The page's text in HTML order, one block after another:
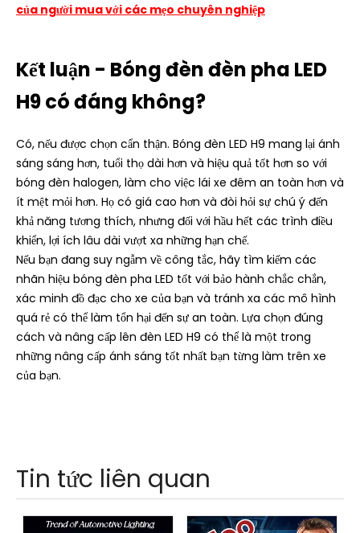
của người mua với các mẹo chuyên nghiệp
Kết luận - Bóng đèn đèn pha LED
H9 có đáng không?
Có, nếu được chọn cẩn thận. Bóng đèn LED H9 mang lại ánh
sáng sáng hơn, tuổi thọ dài hơn và hiệu quả tốt hơn so với
bóng đèn halogen, làm cho việc lái xe đêm an toàn hơn và
ít mệt mỏi hơn. Họ có giá cao hơn và đòi hỏi sự chú ý đến
khả năng tương thích, nhưng đối với hầu hết các trình điều
khiển, lợi ích lâu dài vượt xa những hạn chế.
Nếu bạn đang suy ngẫm về công tắc, hãy tìm kiếm các
nhãn hiệu bóng đèn pha LED tốt với bảo hành chắc chắn,
xác minh đồ đạc cho xe của bạn và tránh xa các mô hình
quá rẻ có thể làm tổn hại đến sự an toàn. Lựa chọn đúng
cách và nâng cấp lên đèn LED H9 có thể là một trong
những nâng cấp ánh sáng tốt nhất bạn từng làm trên xe
của bạn.
Tin tức liên quan